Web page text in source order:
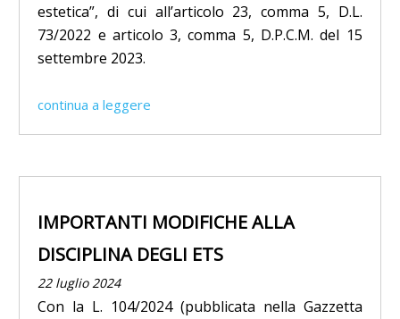
estetica”, di cui all’articolo 23, comma 5, D.L.
73/2022 e articolo 3, comma 5, D.P.C.M. del 15
settembre 2023.
continua a leggere
IMPORTANTI MODIFICHE ALLA
DISCIPLINA DEGLI ETS
22 luglio 2024
Con la L. 104/2024 (pubblicata nella Gazzetta